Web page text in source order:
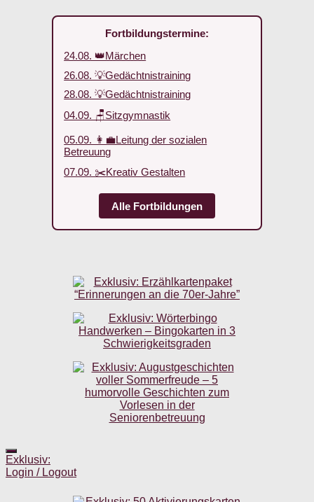
Fortbildungstermine:
24.08. 👑Märchen
26.08. 💡Gedächtnistraining
28.08. 💡Gedächtnistraining
04.09. 🪑Sitzgymnastik
05.09. 👩‍💼Leitung der sozialen
Betreuung
07.09. ✂️Kreativ Gestalten
Alle Fortbildungen
Exklusiv:
Login / Logout